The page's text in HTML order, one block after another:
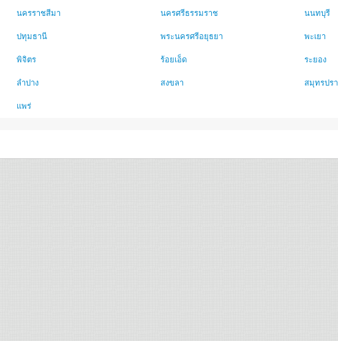
นครราชสีมา นครศรีธรรมราช นนทบุรี
ปทุมธานี พระนครศรีอยุธยา พะเยา
พิจิตร ร้อยเอ็ด ระยอง
ลำปาง สงขลา สมุทรปร
แพร่